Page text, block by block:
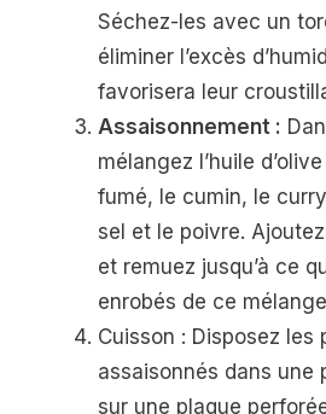
Séchez-les avec un
éliminer l’excès
favorisera leur
Assaisonnement :
mélangez l’huile
fumé, le cumin, le
sel et le poivre.
et remuez jusqu’à ce
enrobés de ce
Cuisson : Disposez les
assaisonnés dans une
sur une plaque